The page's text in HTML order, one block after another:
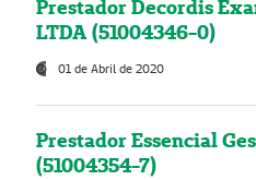
Prestador Decordis
LTDA (51004346-0)
01 de Abril de 2020
Prestador Essencial
(51004354-7)